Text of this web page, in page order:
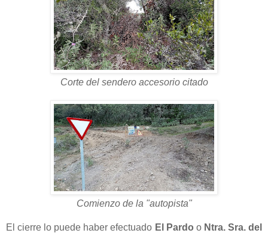
Corte del sendero accesorio citado
Comienzo de la "autopista"
El cierre lo puede haber efectuado El Pardo o Ntra. Sra. del